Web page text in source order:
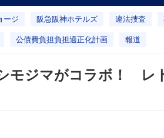
ージ 阪急阪神ホテルズ 違法捜査
公債費負担負担適正化計画 報道
モジマがコラボ！